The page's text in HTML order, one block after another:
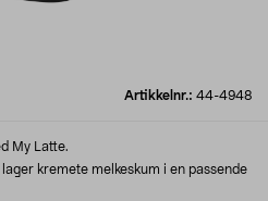
Artikkelnr.: 44-4948
My Latte.
kremete melkeskum i en passende